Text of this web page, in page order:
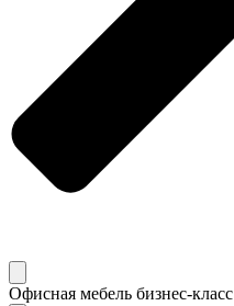
Офисная мебель бизнес-класс